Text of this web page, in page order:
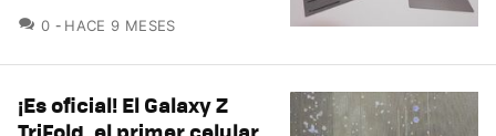
0 COMENTARIOS
HACE 9 MESES
¡Es oficial! El Galaxy Z